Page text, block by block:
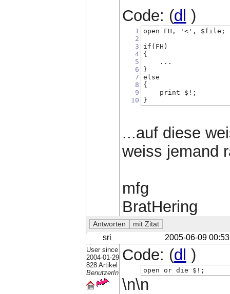
Code: (dl )
1
2
3
4
5
6
7
8
9
10
open FH, '<', $file;
if(FH)
{
    ...
}
else
{
    print $!;
}
...auf diese
weiss jemand
mfg
BratHering
sri 2005-06-09 00:53
User since
2004-01-29
828 Artikel
BenutzerIn
Code: (dl )
open or die $!;
\n\n